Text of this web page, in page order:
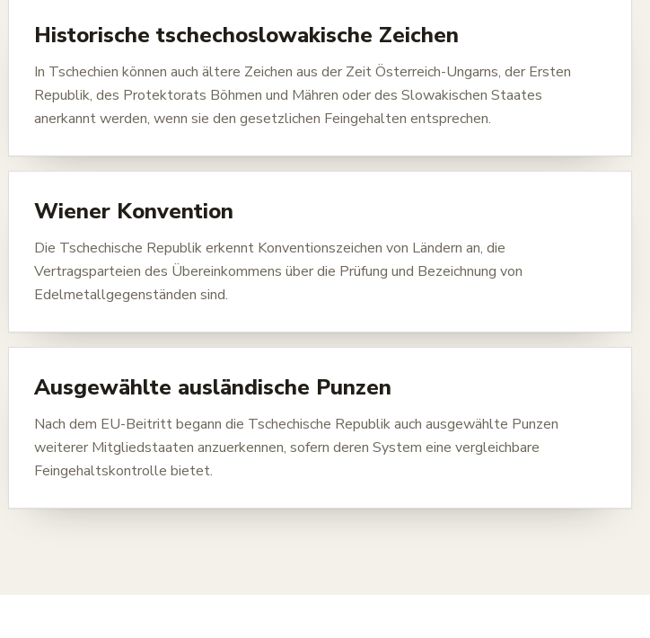
Historische tschechoslowakische Zeichen
In Tschechien können auch ältere Zeichen aus der Zeit Österreich-Ungarns, der Ersten
Republik, des Protektorats Böhmen und Mähren oder des Slowakischen Staates
anerkannt werden, wenn sie den gesetzlichen Feingehalten entsprechen.
Wiener Konvention
Die Tschechische Republik erkennt Konventionszeichen von Ländern an, die
Vertragsparteien des Übereinkommens über die Prüfung und Bezeichnung von
Edelmetallgegenständen sind.
Ausgewählte ausländische Punzen
Nach dem EU-Beitritt begann die Tschechische Republik auch ausgewählte Punzen
weiterer Mitgliedstaaten anzuerkennen, sofern deren System eine vergleichbare
Feingehaltskontrolle bietet.